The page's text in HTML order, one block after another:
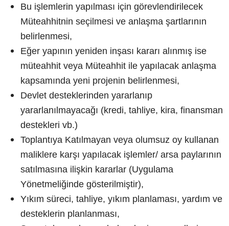
Bu işlemlerin yapılması için görevlendirilecek
Müteahhitnin seçilmesi ve anlaşma şartlarının
belirlenmesi,
Eğer yapının yeniden inşası kararı alınmış ise
müteahhit veya Müteahhit ile yapılacak anlaşma
kapsamında yeni projenin belirlenmesi,
Devlet desteklerinden yararlanıp
yararlanılmayacağı (kredi, tahliye, kira, finansman
destekleri vb.)
Toplantıya Katılmayan veya olumsuz oy kullanan
maliklere karşı yapılacak işlemler/ arsa paylarının
satılmasına ilişkin kararlar (Uygulama
Yönetmeliğinde gösterilmiştir),
Yıkım süreci, tahliye, yıkım planlaması, yardım ve
desteklerin planlanması,